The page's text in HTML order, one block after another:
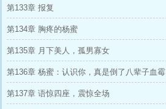
第133章 报复
第134章 胸疼的杨蜜
第135章 月下美人，孤男寡女
第136章 杨蜜：认识你，真是倒了八辈子血霉
第137章 语惊四座，震惊全场